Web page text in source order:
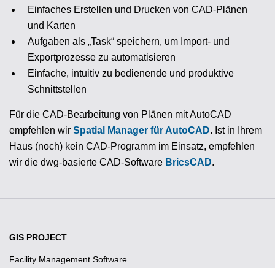
Einfaches Erstellen und Drucken von CAD-Plänen
und Karten
Aufgaben als „Task“ speichern, um Import- und
Exportprozesse zu automatisieren
Einfache, intuitiv zu bedienende und produktive
Schnittstellen
Für die CAD-Bearbeitung von Plänen mit AutoCAD
empfehlen wir Spatial Manager für AutoCAD. Ist in Ihrem
Haus (noch) kein CAD-Programm im Einsatz, empfehlen
wir die dwg-basierte CAD-Software BricsCAD.
GIS PROJECT
Facility Management Software